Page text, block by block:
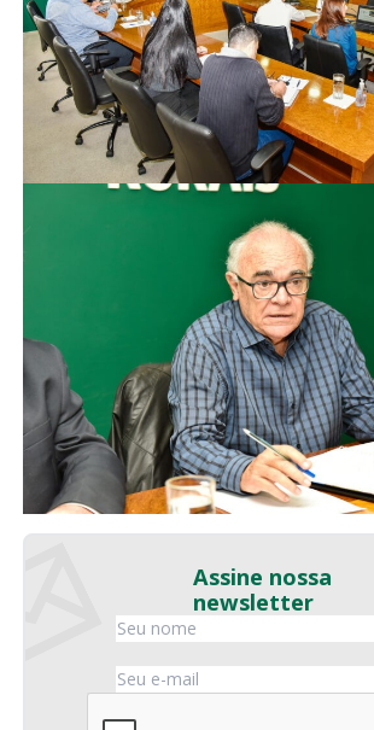
Assine nossa
newsletter